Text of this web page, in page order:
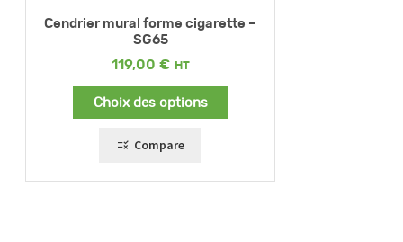
Cendrier mural forme cigarette –
SG65
119,00 €
Choix des options
Compare